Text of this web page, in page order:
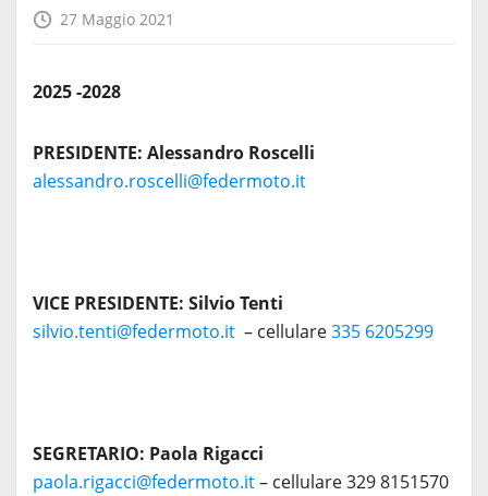
27 Maggio 2021
2025 -2028
PRESIDENTE: Alessandro Roscelli
alessandro.roscelli@federmoto.it
VICE PRESIDENTE: Silvio Tenti
silvio.tenti@federmoto.it – cellulare335 6205299
SEGRETARIO: Paola Rigacci
paola.rigacci@federmoto.it– cellulare 329 8151570